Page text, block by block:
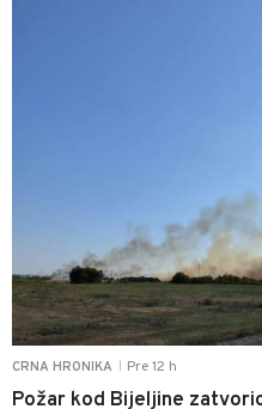
CRNA HRONIKA Pre 12 h
Požar kod Bijeljine